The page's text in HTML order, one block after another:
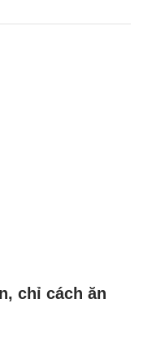
chỉ cách ăn